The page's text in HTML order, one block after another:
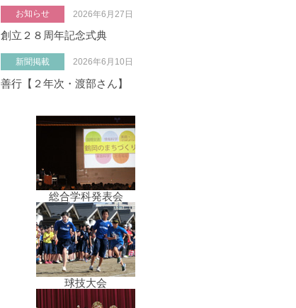
お知らせ 2026年6月27日
創立２８周年記念式典
新聞掲載 2026年6月10日
善行【２年次・渡部さん】
総合学科発表会
球技大会